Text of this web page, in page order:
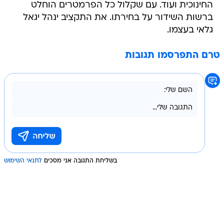
החינוכית ועוד. עם שקלול כל הפרמטרים הוחלט
ברשות השידור על בחירתו. את התקציב ינהל יגאל
גלאי בעצמו.
טרם התפרסמו תגובות
בשליחת התגובה אני מסכים לתנאי השימוש